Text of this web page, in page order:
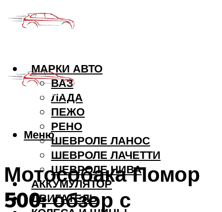
МАРКИ АВТО
ВАЗ
ЛАДА
ПЕЖО
РЕНО
ШЕВРОЛЕ ЛАНОС
ШЕВРОЛЕ ЛАЧЕТТИ
ШЕВРОЛЕ НИВА
АККУМУЛЯТОР
ДВИГАТЕЛЬ
Меню
Мотособака Помор
500: обзор с